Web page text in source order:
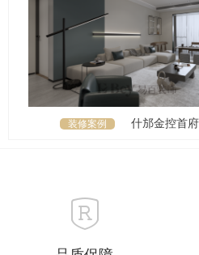
装修案例 什邡金控首府